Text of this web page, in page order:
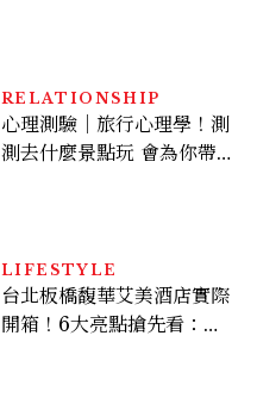
RELATIONSHIP
心理測驗｜旅行心理學！測
測去什麼景點玩 會為你帶來
LIFESTYLE
台北板橋馥華艾美酒店實際
開箱！6大亮點搶先看：新